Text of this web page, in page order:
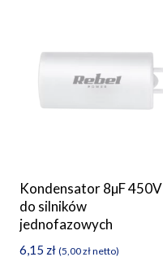
Kondensator 8µF 450V
do silników
jednofazowych
6,15 zł (5,00złnetto)